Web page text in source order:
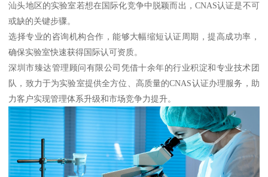
汕头地区的实验室若想在国际化竞争中脱颖而出，CNAS认证是不可
或缺的关键步骤。
选择专业的咨询机构合作，能够大幅缩短认证周期，提高成功率，
确保实验室快速获得国际认可资质。
深圳市臻达管理顾问有限公司凭借十余年的行业积淀和专业技术团
队，致力于为实验室提供全方位、高质量的CNAS认证办理服务，助
力客户实现管理体系升级和市场竞争力提升。